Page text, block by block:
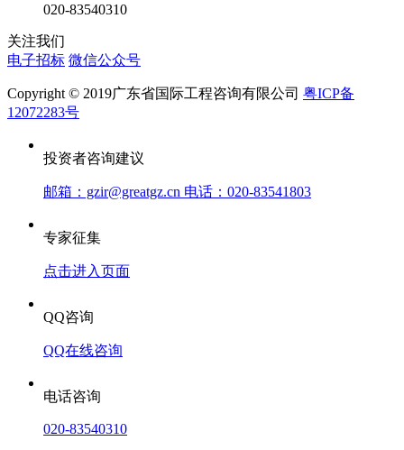
020-83540310
关注我们
电子招标 微信公众号
Copyright © 2019广东省国际工程咨询有限公司 粤ICP备
12072283号
投资者咨询建议
邮箱：gzir@greatgz.cn 电话：020-83541803
专家征集
点击进入页面
QQ咨询
QQ在线咨询
电话咨询
020-83540310